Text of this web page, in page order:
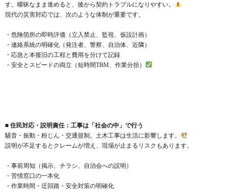
す。曖昧なまま進めると、後から契約トラブルになりやすい。
現代の災害対応では、次のような体制が重要です。
・危険箇所の即時評価（立入禁止、監視、仮設計画）
・連絡系統の明確化（発注者、警察、自治体、近隣）
・応急と本復旧の工程と費用を分けて記録
・安全とスピードの両立（短時間TBM、作業分担）
■ 住民対応・説明責任：工事は「社会の中」で行う
騒音・振動・粉じん・交通規制。土木工事は生活に影響します。
説明が不足するとクレームが増え、現場が止まるリスクもあります。
・事前周知（掲示、チラシ、自治会への説明）
・苦情窓口の一本化
・作業時間・迂回路・安全対策の明確化